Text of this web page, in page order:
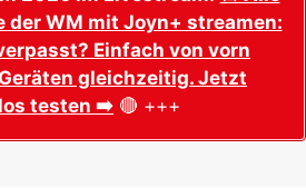
der WM mit Joyn+ streamen:
Einfach von vorn
gleichzeitig. Jetzt
testen ➡️ 🔴 +++